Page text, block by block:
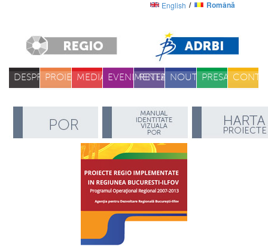
English Română
DESPREPROIECTEMEDIA EVENIMENTE
RETEA NOUTATIPRESA